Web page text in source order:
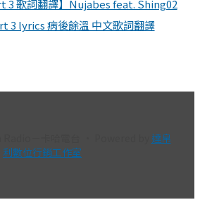
3 歌詞翻譯】Nujabes feat. Shing02
3 lyrics 病後餘溫 中文歌詞翻譯
達帛
利數位行銷工作室